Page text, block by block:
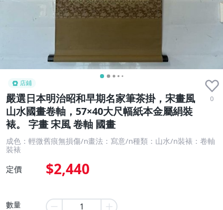
店鋪
嚴選日本明治昭和早期名家筆茶掛，宋畫風
山水國畫卷軸，57×40大尺幅紙本金屬絹裝
裱。 字畫 宋風 卷軸 國畫
0
成色：輕微舊痕無損傷/n畫法：寫意/n種類：山水/n裝裱：卷軸
裝裱
定價 $2,440
數量